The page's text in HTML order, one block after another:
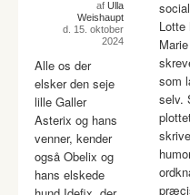
af Ulla
Weishaupt
d. 15. oktober
2024
Alle os der
elsker den seje
lille Galler
Asterix og hans
venner, kender
også Obelix og
hans elskede
Lotte
som
selv.